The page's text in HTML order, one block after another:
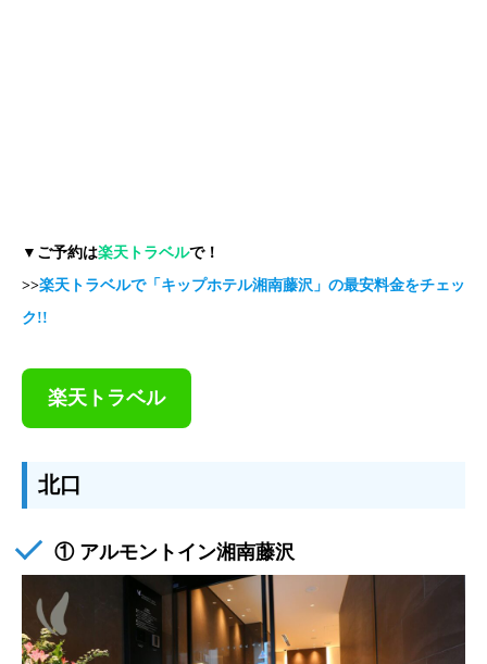
▼ご予約は楽天トラベルで！
>>楽天トラベルで「 キップホテル湘南藤沢 」の最安料金をチェッ
ク!!
楽天トラベル
北口
① アルモントイン湘南藤沢